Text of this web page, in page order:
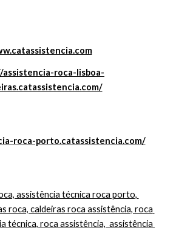
roca-lisboa-
roca-porto.catassistencia.com/
roca, caldeiras roca assistência, roca
técnica, roca assistência,  assistência